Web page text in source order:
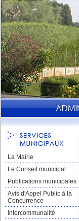
La Mairie
Le Conseil municipal
Publications municipales
Avis d'Appel Public à la
Concurrence
Intercommunalité